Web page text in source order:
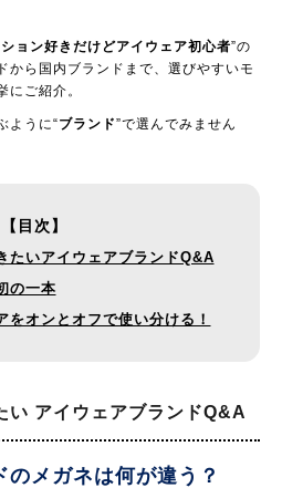
ョン好きだけどアイウェア初心者”の
から国内ブランドまで、選びやすいモ
にご紹介。
ように“ブランド”で選んでみません
【目次】
たいアイウェアブランドQ&A
の一本
をオンとオフで使い分ける！
い アイウェアブランドQ&A
メガネは何が違う？